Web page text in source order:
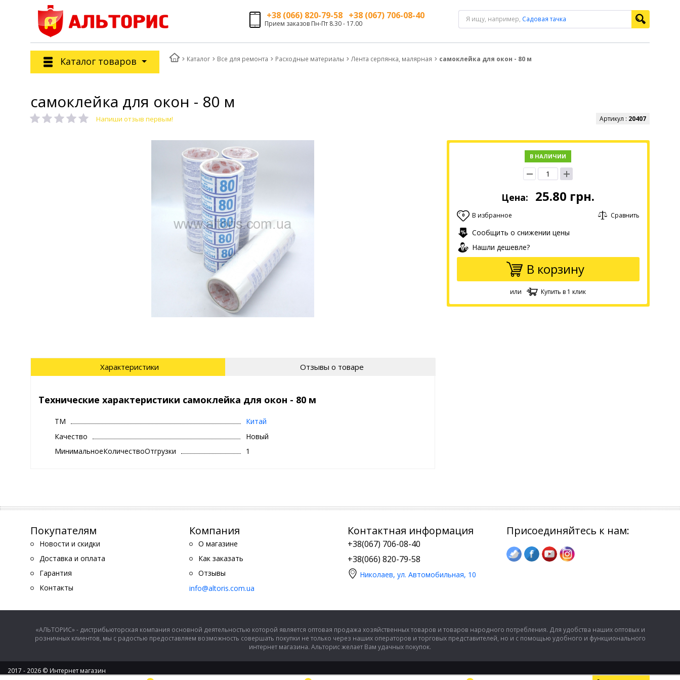
+38 (066) 820-79-58 +38 (067) 706-08-40
Прием заказов Пн-Пт 8.30 - 17.00
Я ищу, например, Садовая тачка
Каталог товаров Каталог Все для ремонта Расходные материалы Лента серпянка, малярная самоклейка для окон - 80 м
самоклейка для окон - 80 м
Напиши отзыв первым! Артикул : 20407
В НАЛИЧИИ
Цена: 25.80 грн.
0 В избранное Сравнить
Сообщить о снижении цены
Нашли дешевле?
В корзину
или Купить в 1 клик
Характеристики Отзывы о товаре
Технические характеристики самоклейка для окон - 80 м
ТМ
Китай
Качество
Новый
МинимальноеКоличествоОтгрузки
1
Покупателям
Новости и скидки
Доставка и оплата
Гарантия
Контакты
Компания
О магазине
Как заказать
Отзывы
info@altoris.com.ua
Контактная информация
+38(067) 706-08-40
+38(066) 820-79-58
Николаев, ул. Автомобильная, 10
Присоединяйтесь к нам:
«АЛЬТОРИС» - дистрибьюторская компания основной деятельностью которой является оптовая продажа хозяйственных товаров и товаров народного потребления. Для удобства наших оптовых и
розничных клиентов, мы с радостью предоставляем возможность совершать покупки не только через наших операторов и торговых представителей, но и с помощью удобного и функционального
интернет магазина. Альторис желает Вам удачных покупок.
2017 - 2026 © Интернет магазин